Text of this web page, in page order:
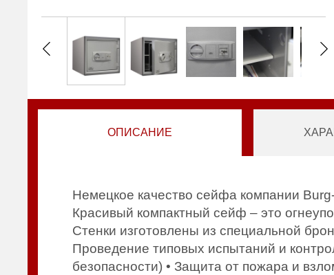
ОПИСАНИЕ
Немецкое качество сейфа компании
Красивый компактный сейф – это
Стенки изготовлены из специальной
Проведение типовых испытаний и
безопасности) • Защита от пожара и